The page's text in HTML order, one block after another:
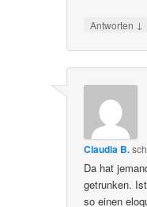
Antworten ↓
Claudia B.
Da hat
getrunken.
so einen